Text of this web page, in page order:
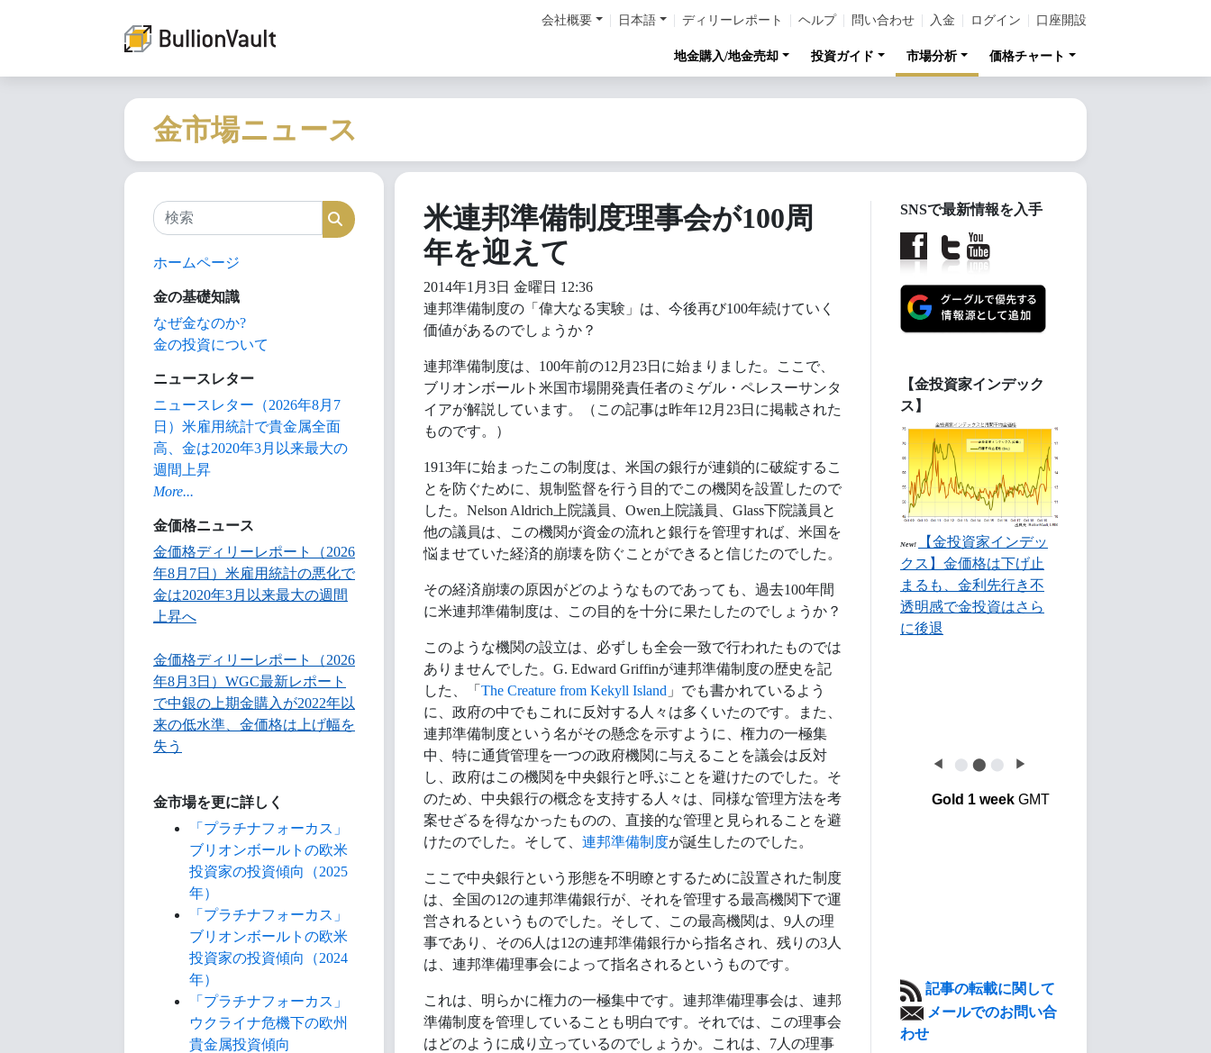
会社概要 日本語 ディリーレポート ヘルプ 問い合わせ 入金 ログイン 口座開設
地金購入/地金売却 投資ガイド 市場分析 価格チャート
金市場ニュース
検索 検索
ホームページ
金の基礎知識
なぜ金なのか?
金の投資について
ニュースレター
ニュースレター（2026年8月7
日）米雇用統計で貴金属全面
高、金は2020年3月以来最大の
週間上昇
More...
金価格ニュース
金価格ディリーレポート（2026
年8月7日）米雇用統計の悪化で
金は2020年3月以来最大の週間
上昇へ
金価格ディリーレポート（2026
年8月3日）WGC最新レポート
で中銀の上期金購入が2022年以
来の低水準、金価格は上げ幅を
失う
金市場を更に詳しく
「プラチナフォーカス」
ブリオンボールトの欧米
投資家の投資傾向（2025
年）
「プラチナフォーカス」
ブリオンボールトの欧米
投資家の投資傾向（2024
年）
「プラチナフォーカス」
ウクライナ危機下の欧州
貴金属投資傾向
米連邦準備制度理事会が100周
年を迎えて
2014年1月3日 金曜日 12:36
連邦準備制度の「偉大なる実験」は、今後再び100年続けていく
価値があるのでしょうか？
連邦準備制度は、100年前の12月23日に始まりました。ここで、
ブリオンボールト米国市場開発責任者のミゲル・ペレスーサンタ
イアが解説しています。（この記事は昨年12月23日に掲載された
ものです。）
1913年に始まったこの制度は、米国の銀行が連鎖的に破綻するこ
とを防ぐために、規制監督を行う目的でこの機関を設置したので
した。Nelson Aldrich上院議員、Owen上院議員、Glass下院議員と
他の議員は、この機関が資金の流れと銀行を管理すれば、米国を
悩ませていた経済的崩壊を防ぐことができると信じたのでした。
その経済崩壊の原因がどのようなものであっても、過去100年間
に米連邦準備制度は、この目的を十分に果たしたのでしょうか？
このような機関の設立は、必ずしも全会一致で行われたものでは
ありませんでした。G. Edward Griffinが連邦準備制度の歴史を記
した、「 The Creature from Kekyll Island 」でも書かれているよう
に、政府の中でもこれに反対する人々は多くいたのです。また、
連邦準備制度という名がその懸念を示すように、権力の一極集
中、特に通貨管理を一つの政府機関に与えることを議会は反対
し、政府はこの機関を中央銀行と呼ぶことを避けたのでした。そ
のため、中央銀行の概念を支持する人々は、同様な管理方法を考
案せざるを得なかったものの、直接的な管理と見られることを避
けたのでした。そして、 連邦準備制度が誕生したのでした。
ここで中央銀行という形態を不明瞭とするために設置された制度
は、全国の12の連邦準備銀行が、それを管理する最高機関下で運
営されるというものでした。そして、この最高機関は、9人の理
事であり、その6人は12の連邦準備銀行から指名され、残りの3人
は、連邦準備理事会によって指名されるというものです。
これは、明らかに権力の一極集中です。連邦準備理事会は、連邦
準備制度を管理していることも明白です。それでは、この理事会
はどのように成り立っているのでしょうか。これは、7人の理事
SNSで最新情報を入手
【金投資家インデック
ス】
New!
【金投資家インデッ
クス】金価格は下げ止
まるも、金利先行き不
透明感で金投資はさら
に後退
◀ ⬤ ⬤ ⬤ ▶
Gold 1 weekGMT
記事の転載に関して
メールでのお問い合
わせ